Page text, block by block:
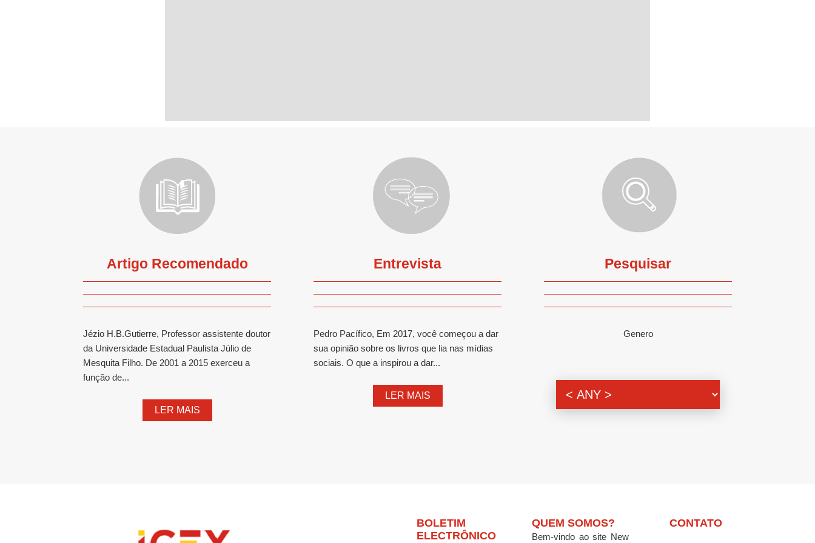
Artigo Recomendado
Jézio H.B.Gutierre, Professor assistente doutor
da Universidade Estadual Paulista Júlio de
Mesquita Filho. De 2001 a 2015 exerceu a
função de...
LER MAIS
Entrevista
Pedro Pacífico, Em 2017, você começou a dar
sua opinião sobre os livros que lia nas mídias
sociais. O que a inspirou a dar...
LER MAIS
Pesquisar
Genero
BOLETIM
ELECTRÔNICO
QUEM SOMOS?
Bem-vindo ao site New
CONTATO